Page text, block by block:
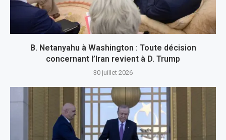
B. Netanyahu à Washington : Toute décision
concernant l’Iran revient à D. Trump
30 juillet 2026